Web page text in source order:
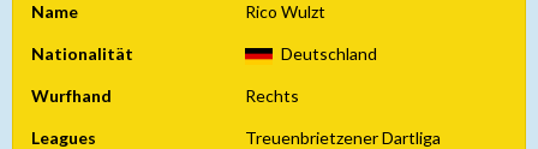
Name Rico Wulzt
Nationalität Deutschland
Wurfhand Rechts
Leagues Treuenbrietzener Dartliga